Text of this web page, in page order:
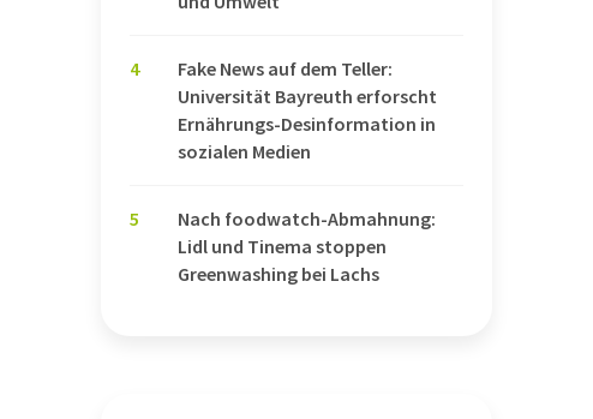
4
Fake News auf dem Teller:
Universität Bayreuth erforscht
Ernährungs-Desinformation in
sozialen Medien
5
Nach foodwatch-Abmahnung:
Lidl und Tinema stoppen
Greenwashing bei Lachs